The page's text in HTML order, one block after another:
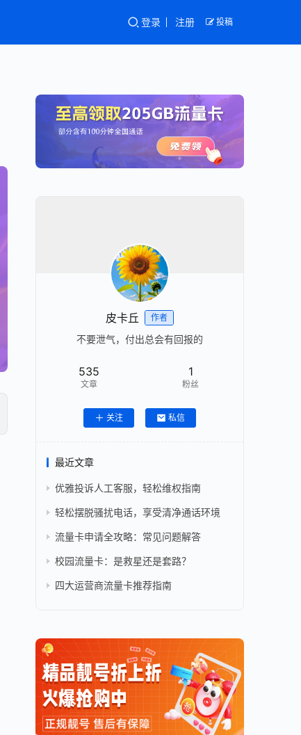
登录 注册 投稿
皮卡丘 作者
不要泄气，付出总会有回报的
535
文章
1
粉丝
关注 私信
最近文章
优雅投诉人工客服，轻松维权指南
轻松摆脱骚扰电话，享受清净通话环境
流量卡申请全攻略：常见问题解答
校园流量卡：是救星还是套路？
四大运营商流量卡推荐指南